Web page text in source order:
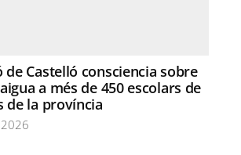
de Castelló consciencia sobre
a més de 450 escolars de
de la província
2026